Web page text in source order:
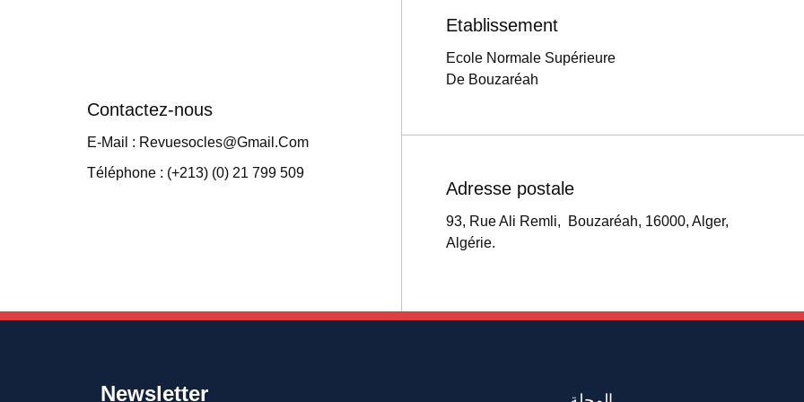
Contactez-nous
E-Mail : Revuesocles@gmail.com
Téléphone : (+213) (0) 21 799 509
Etablissement
Ecole Normale Supérieure
De Bouzaréah
Adresse postale
93, Rue Ali Remli, Bouzaréah, 16000, Alger,
Algérie.
Newsletter